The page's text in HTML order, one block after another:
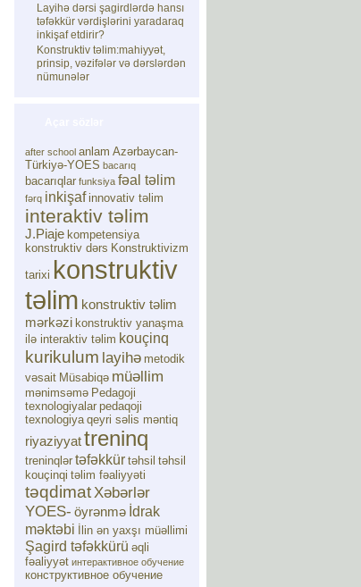
Layihə dərsi şagirdlərdə hansı
təfəkkür vərdişlərini yaradaraq
inkişaf etdirir?
Konstruktiv təlim:mahiyyət,
prinsip, vəzifələr və dərslərdən
nümunələr
after school anlam Azərbaycan-
Türkiyə-YOES bacarıq
bacarıqlar funksiya fəal təlim
fərq inkişaf innovativ təlim
interaktiv təlim
J.Piaje kompetensiya
konstruktiv dərs Konstruktivizm
tarixi konstruktiv
təlim konstruktiv təlim
mərkəzi konstruktiv yanaşma
ilə interaktiv təlim kouçinq
kurikulum layihə metodik
vəsait Müsabiqə müəllim
mənimsəmə Pedagoji
texnologiyalar pedaqoji
texnologiya qeyri səlis məntiq
riyaziyyattreninq
treninqlər təfəkkür təhsil təhsil
kouçinqi təlim fəaliyyəti
təqdimat Xəbərlər
YOES- öyrənmə İdrak
məktəbi İlin ən yaxşı müəllimi
Şagird təfəkkürü əqli
fəaliyyət интерактивное обучение
конструктивное обучение